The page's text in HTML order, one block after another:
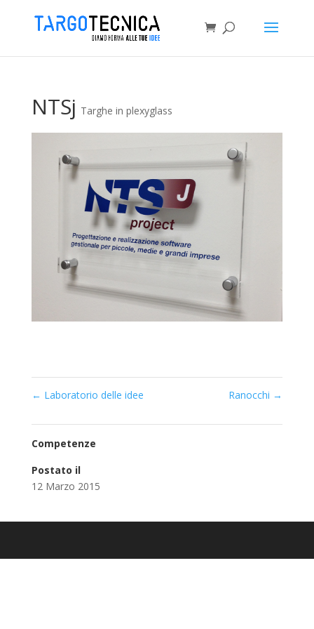
NTSj Targhe in plexyglass
← Laboratorio delle idee Ranocchi →
Competenze
Postato il
12 Marzo 2015